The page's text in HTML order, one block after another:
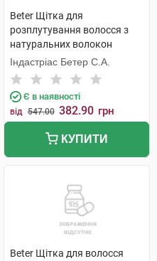
Beter Щітка для
розплутування волосся з
натуральних волокон
пшениці 1 шт
Індастріас Бетер С.А.
Є в наявності
від 547.00 382.90 грн
КУПИТИ
Beter Щітка для волосся